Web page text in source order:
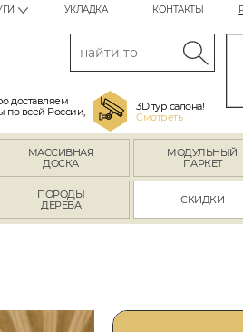
УКЛАДКА КОНТАКТЫ
доставляем
по всей России,
3D тур салона!
Смотреть
МАССИВНАЯ
ДОСКА
МОДУЛЬНЫЙ
ПАРКЕТ
ПОРОДЫ
ДЕРЕВА
СКИДКИ